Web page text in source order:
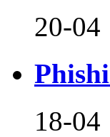
20-04
18-04